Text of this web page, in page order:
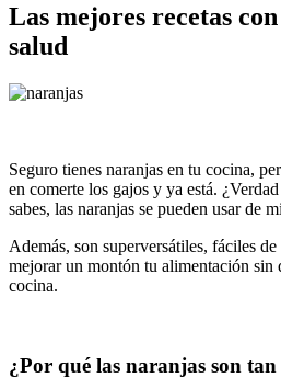
Las mejores recetas
salud
Seguro tienes naranjas en tu cocina,
en comerte los gajos y ya está.
sabes, las naranjas se pueden usar de
Además, son superversátiles, fáciles
mejorar un montón tu alimentación sin
cocina.
¿Por qué las naranjas son tan